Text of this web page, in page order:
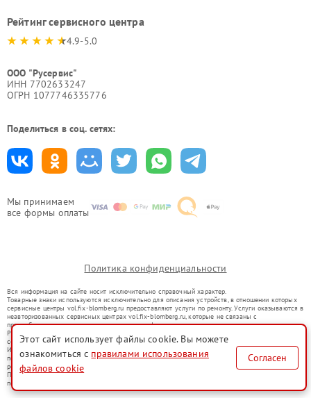
Мы принимаем
все формы оплаты
Рейтинг сервисного центра
4.9-5.0
ООО "Русервис"
ИНН 7702633247
ОГРН 1077746335776
Поделиться в соц. сетях:
Политика конфиденциальности
Вся информация на сайте носит исключительно справочный характер.
Товарные знаки используются исключительно для описания устройств, в отношении которых
сервисные центры vol.fix-blomberg.ru предоставляют услуги по ремонту. Услуги оказываются в
неавторизованных сервисных центрах vol.fix-blomberg.ru, которые не связаны с
правообладателями товарных знаков или их официальными представителями.
Ремонт осуществляется для устройств, уже введенных в гражданский оборот в соответствии
со статьей 1487 ГК РФ.
Использование товарных знаков не преследует цели индивидуализации услуг или введения
потребителей в заблуждение, а служит для информирования о предоставляемых услугах по
ремонту техники указанных брендов.
Представленная на сайте информация не является публичной офертой, определяемой
положениями Статьи 437(2) Гражданского кодекса РФ
Этот сайт использует файлы cookie. Вы можете
ознакомиться с правилами использования
файлов cookie
Согласен